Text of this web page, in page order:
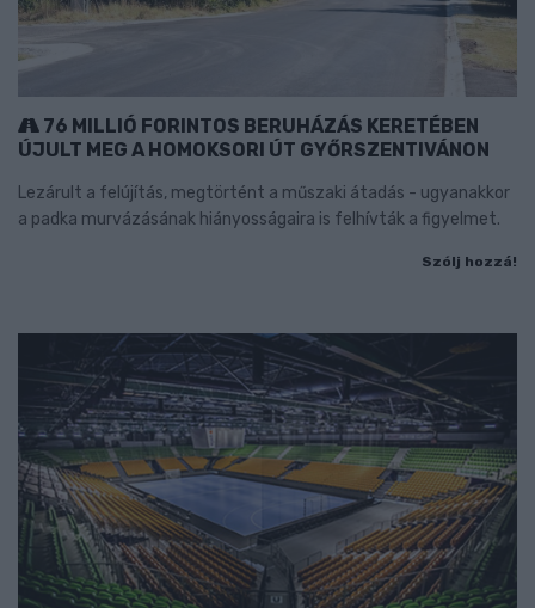
76 MILLIÓ FORINTOS BERUHÁZÁS KERETÉBEN
ÚJULT MEG A HOMOKSORI ÚT GYŐRSZENTIVÁNON
Lezárult a felújítás, megtörtént a műszaki átadás - ugyanakkor
a padka murvázásának hiányosságaira is felhívták a figyelmet.
Szólj hozzá!